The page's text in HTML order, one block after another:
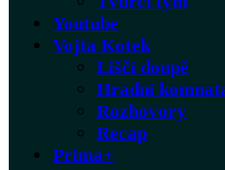
Youtube
Vojta Kotek
Liščí doupě
Hradní
Rozhovory
Recap
Prima+